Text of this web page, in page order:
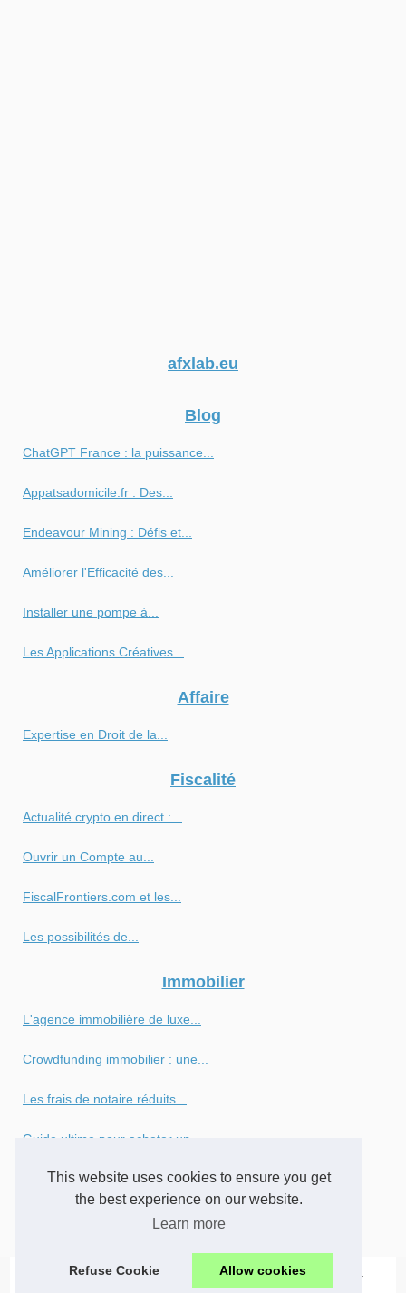
This website uses cookies to ensure you get
the best experience on our website.
Learn more
Refuse Cookie Allow cookies
afxlab.eu
Blog
ChatGPT France : la puissance...
Appatsadomicile.fr : Des...
Endeavour Mining : Défis et...
Améliorer l'Efficacité des...
Installer une pompe à...
Les Applications Créatives...
Affaire
Expertise en Droit de la...
Fiscalité
Actualité crypto en direct :...
Ouvrir un Compte au...
FiscalFrontiers.com et les...
Les possibilités de...
Immobilier
L'agence immobilière de luxe...
Crowdfunding immobilier : une...
Les frais de notaire réduits...
Guide ultime pour acheter un...
L'expertise immobilière à...
Les pathologies du bâtiment...
© 2026Afxlab.eu-Découvrir nos articles-Cookies Policy
-